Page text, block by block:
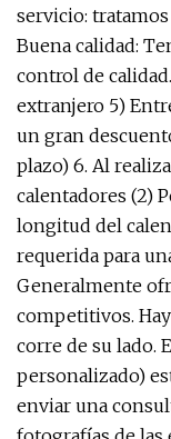
servicio:
Buena calidad:
control de
extranjero 5)
un gran
plazo) 6. Al
calentadores (2)
longitud del
requerida para
Generalmente
competitivos.
corre de su lado.
personalizado)
enviar una